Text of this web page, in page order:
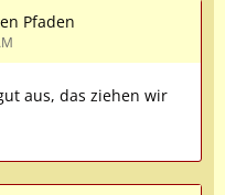
Pfaden
aus, das ziehen wir